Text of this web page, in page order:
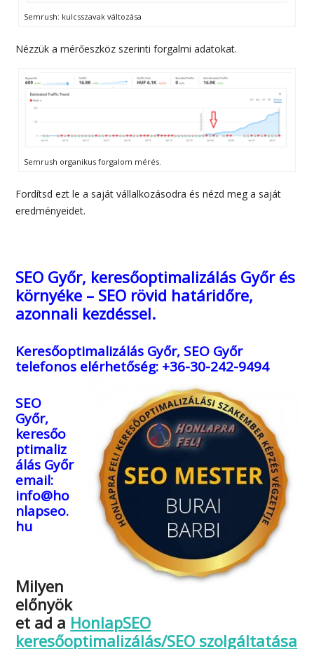
Semrush: kulcsszavak változása
Nézzük a mérőeszköz szerinti forgalmi adatokat.
eredményeidet.
SEO Győr, keresőoptimalizálás Győr és
környéke – SEO rövid határidőre,
azonnali kezdéssel.
Keresőoptimalizálás Győr, SEO Győr
telefonos elérhetőség: +36-30-242-9494
SEO
Győr,
keresőo
ptimaliz
álás Győr
nlapseo.
hu